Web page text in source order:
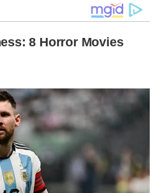
education-in-the-digital-age-
English/family-
Digital-Age.aspx